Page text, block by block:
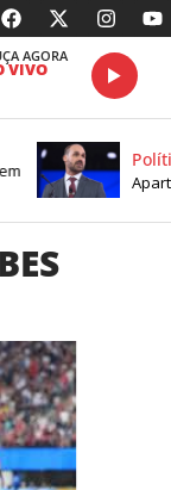
AGORA
VIVO